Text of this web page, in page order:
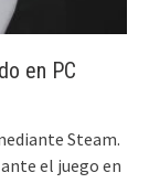
en PC
Steam.
el juego en